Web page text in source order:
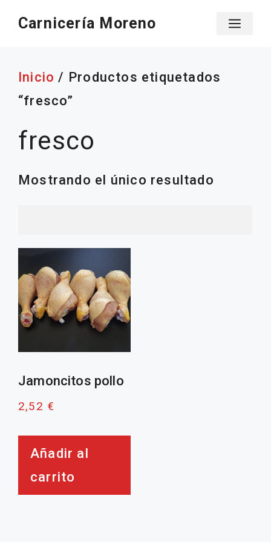
Carnicería Moreno
Inicio / Productos etiquetados
“fresco”
fresco
Mostrando el único resultado
Jamoncitos pollo
2,52 €
Añadir al
carrito